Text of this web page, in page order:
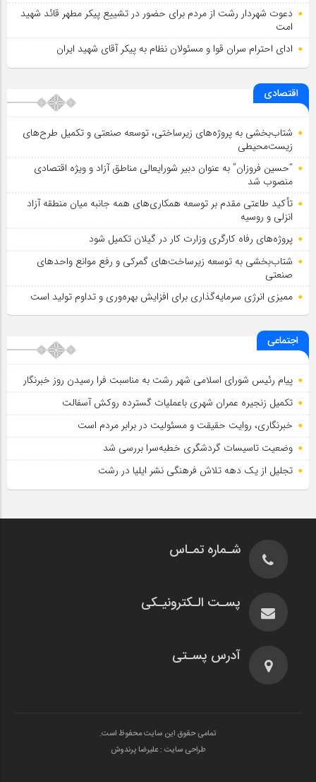
دعوت شهردار رشت از مردم برای حضور در تشییع پیکر مطهر قائد شهید
امت
ادای احترام سران قوا و مسئولان نظام به پیکر آقای شهید ایران
اقتصادی
شتاب‌بخشی به پروژه‌های زیرساختی، توسعه صنعتی و تکمیل طرح‌های
زیست‌محیطی
“حسین فروزان” به عنوان دبیر شورایعالی مناطق آزاد و ویژه اقتصادی
منصوب شد
تأكید طاعتی مقدم بر توسعه همكاری‌های همه جانبه میان منطقه آزاد
انزلی و روسیه
پروژه‌های رفاه کارگری وزارت کار در گیلان تکمیل شود
شتاب‌بخشی به توسعه زیرساخت‌های گمركی و رفع موانع واحدهای
صنعتی
ممیزی انرژی سرمایه‌گذاری برای افزایش بهره‌وری و تداوم تولید است
اجتماعی
پیام رئیس شورای اسلامي شهر رشت به مناسبت فرا رسیدن روز خبرنگار
تکمیل زنجیره عمران شهری باعملیات گسترده روکش آسفالت
خبرنگاری، روایت حقیقت و مسئولیت‌ در برابر مردم است
وضعیت تاسیسات گردشگری خطبه‌سرا بررسی شد
تجلیل از یک دهه تلاش فرهنگی نشر ایلیا در رشت
شـماره تمـاس
پسـت الـکترونیـکی
آدرس پسـتی
تمامی حقوق این سایت محفوظ است.
طراحی سایت : علیرضا پرندوش